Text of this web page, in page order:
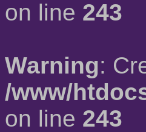
on line 243
Warning:
/www/
on line 243